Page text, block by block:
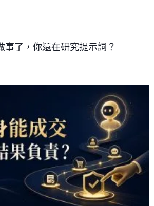
事了，你還在研究提示詞？